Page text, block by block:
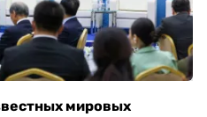
мировых